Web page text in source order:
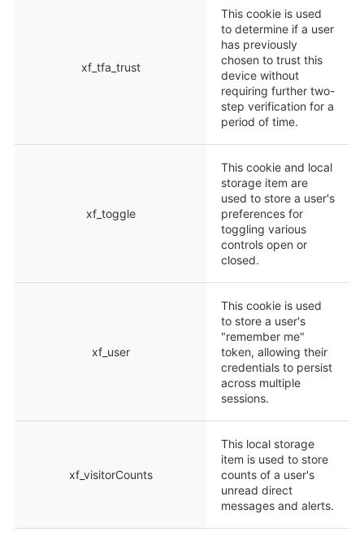
xf_tfa_trust
This cookie is used
to determine if a user
has previously
chosen to trust this
device without
requiring further two-
step verification for a
period of time.
xf_toggle
This cookie and local
storage item are
used to store a user's
preferences for
toggling various
controls open or
closed.
xf_user
This cookie is used
to store a user's
"remember me"
token, allowing their
credentials to persist
across multiple
sessions.
xf_visitorCounts
This local storage
item is used to store
counts of a user's
unread direct
messages and alerts.